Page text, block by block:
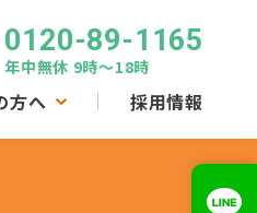
方へ 採用情報
0120-89-1165
年中無休 9時〜18時